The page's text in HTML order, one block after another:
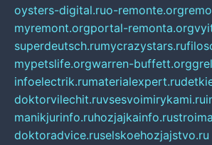
oysters-digital.ruo-remonte.org
myremont.orgportal-remonta.org
superdeutsch.rumycrazystars.ru
mypetslife.orgwarren-buffett.org
infoelectrik.rumaterialexpert.ru
doktorvilechit.ruvsesvoimirykami.ru
manikjurinfo.ruhozjajkainfo.ru
doktoradvice.ruselskoehozjajstvo.ru